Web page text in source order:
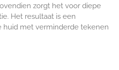
zorgt het voor diepe
Het resultaat is een
huid met verminderde tekenen